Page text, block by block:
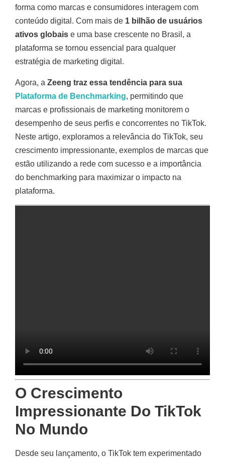
forma como marcas e consumidores interagem com
conteúdo digital. Com mais de 1 bilhão de usuários
ativos globais e uma base crescente no Brasil, a
plataforma se tornou essencial para qualquer
estratégia de marketing digital.
Agora, a Zeeng traz essa tendência para sua
Plataforma de Benchmarking, permitindo que
marcas e profissionais de marketing monitorem o
desempenho de seus perfis e concorrentes no TikTok.
Neste artigo, exploramos a relevância do TikTok, seu
crescimento impressionante, exemplos de marcas que
estão utilizando a rede com sucesso e a importância
do benchmarking para maximizar o impacto na
plataforma.
O Crescimento
Impressionante Do TikTok
No Mundo
Desde seu lançamento, o TikTok tem experimentado